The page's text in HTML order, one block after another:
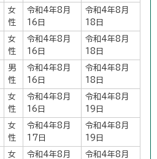
女
性
令和4年8月
16日
令和4年8月
18日
女
性
令和4年8月
16日
令和4年8月
18日
男
性
令和4年8月
16日
令和4年8月
18日
女
性
令和4年8月
16日
令和4年8月
19日
女
性
令和4年8月
17日
令和4年8月
19日
女
令和4年8月
令和4年8月